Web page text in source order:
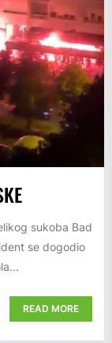
sukoba Bad
se dogodio
READ MORE